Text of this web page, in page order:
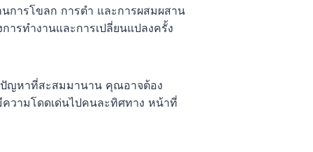
การโขลก การตำ และการผสมผสาน
รทำงานและการเปลี่ยนแปลงครั้ง
ญหาที่สะสมมานาน คุณอาจต้อง
วามโดดเด่นไปคนละทิศทาง หน้าที่